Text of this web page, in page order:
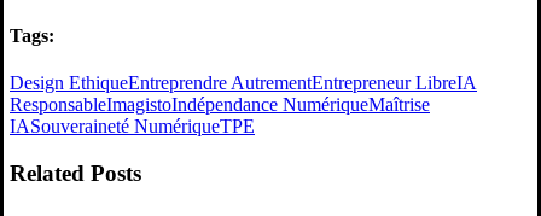
Tags:
Design EthiqueEntreprendre AutrementEntrepreneur LibreIA
ResponsableImagistoIndépendance NumériqueMaîtrise
IASouveraineté NumériqueTPE
Related Posts